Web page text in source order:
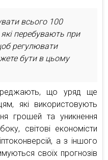
всього 100
перебувають при
регулювати
бути в цьому
що уряд ще
які використовують
грошей та уникнення
світові економісти
а з іншого
своїх прогнозів